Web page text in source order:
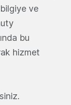
ve
bu
hizmet